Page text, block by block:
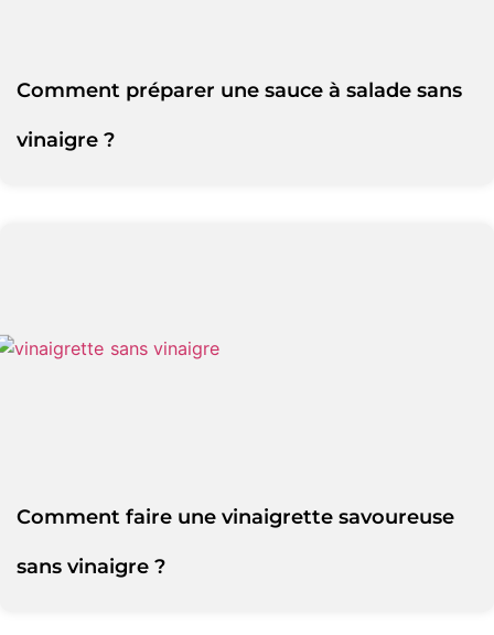
Comment préparer une sauce à salade sans
vinaigre ?
Comment faire une vinaigrette savoureuse
sans vinaigre ?